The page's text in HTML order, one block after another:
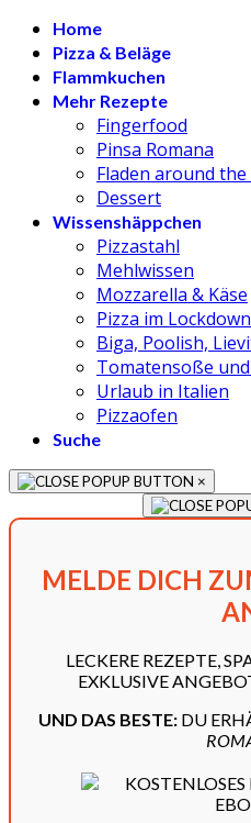
Home
Pizza & Beläge
Flammkuchen
Mehr Rezepte
Fingerfood
Pinsa Romana
Fladen around
Dessert
Wissenshäppchen
Pizzastahl
Mehlwissen
Mozzarella & Käse
Pizza im Lockdown
Biga, Poolish,
Tomatensoße und
Urlaub in Italien
Pizzaofen
Suche
×
MELDE DICH
LECKERE REZEPTE,
EXKLUSIVE
UND DAS BESTE:DU